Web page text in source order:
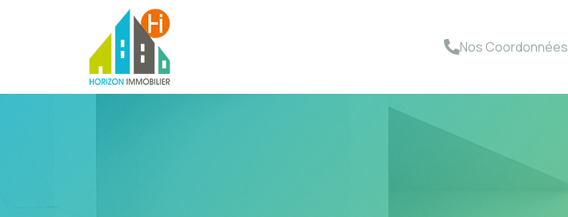
Nos Coordonnées